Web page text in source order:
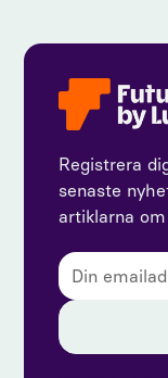
Registrera
senaste
artiklarna